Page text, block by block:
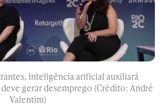
inteligência arificial auxiliará
gerar desemprego (Crédito: André
Valentim)